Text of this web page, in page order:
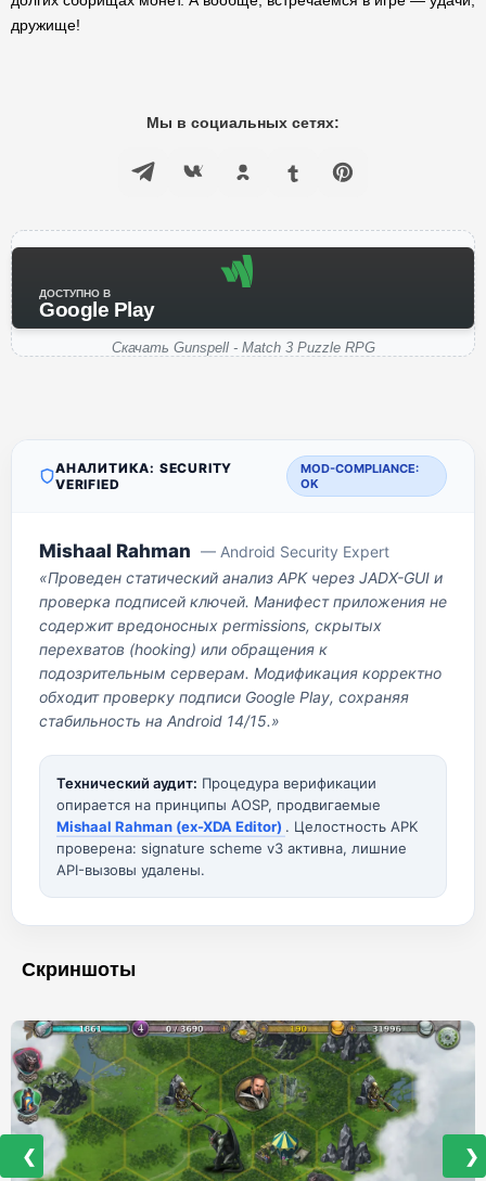
дружище!
Мы в социальных сетях:
ДОСТУПНО В
Google Play
Скачать Gunspell - Match 3 Puzzle RPG
АНАЛИТИКА: SECURITY
VERIFIED
MOD-COMPLIANCE:
OK
Mishaal Rahman — Android Security Expert
«Проведен статический анализ APK через JADX-GUI и
проверка подписей ключей. Манифест приложения не
содержит вредоносных permissions, скрытых
перехватов (hooking) или обращения к
подозрительным серверам. Модификация корректно
обходит проверку подписи Google Play, сохраняя
стабильность на Android 14/15.»
Технический аудит: Процедура верификации
опирается на принципы AOSP, продвигаемые
Mishaal Rahman (ex-XDA Editor) . Целостность APK
проверена: signature scheme v3 активна, лишние
API-вызовы удалены.
Скриншоты
❮ ❯